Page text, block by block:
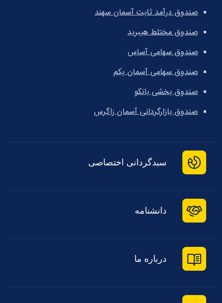
صندوق درآمد ثابت آسمان سهند
صندوق مختلط هیبرید
صندوق سهامی آساس
صندوق سهامی آسمان یکم
صندوق بخشی بانکو
صندوق بازارگردانی آسمان زاگرس
سبدگردانی اختصاصی
دانشنامه
درباره ما